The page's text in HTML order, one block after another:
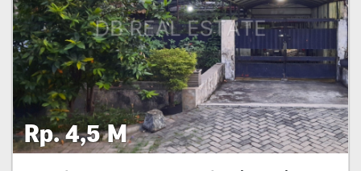
Rp. 4,5 M